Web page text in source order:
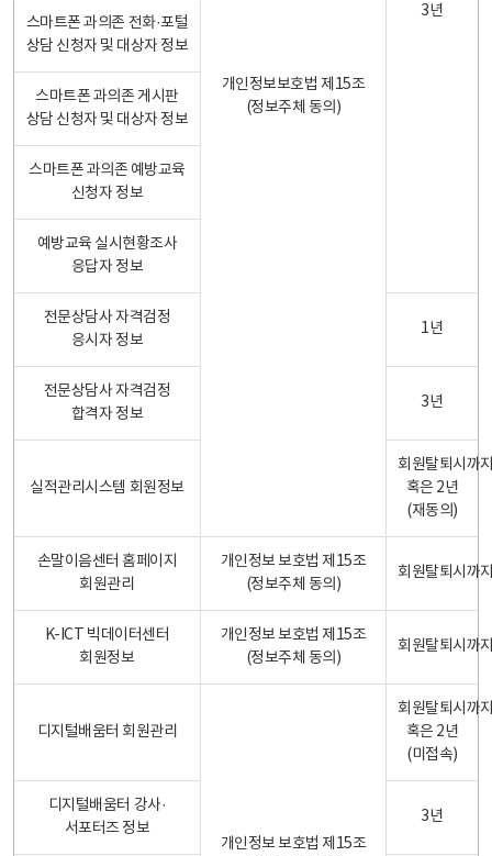
개인정보보호법 제15조
(정보주체 동의)
3년
스마트폰 과의존 전화·포털
상담 신청자 및 대상자 정보
스마트폰 과의존 게시판
상담 신청자 및 대상자 정보
스마트폰 과의존 예방교육
신청자 정보
예방교육 실시현황조사
응답자 정보
전문상담사 자격검정
응시자 정보
1년
전문상담사 자격검정
합격자 정보
3년
실적관리시스템 회원정보
회원탈퇴시까
혹은 2년
(재동의)
손말이음센터 홈페이지
회원관리
개인정보 보호법 제15조
(정보주체 동의)
회원탈퇴시까
K-ICT 빅데이터센터
회원정보
개인정보 보호법 제15조
(정보주체 동의)
회원탈퇴시까
디지털배움터 회원관리
개인정보 보호법 제15조
회원탈퇴시까
혹은 2년
(미접속)
디지털배움터 강사·
서포터즈 정보
3년